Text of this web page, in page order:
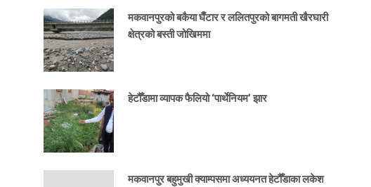
मकवानपुरको बकैया घैँटार र ललितपुरको बागमती खैरघारी
क्षेत्रको बस्ती जोखिममा
हेटौँडामा व्यापक फैलियो ‘पार्थेनियम’ झार
मकवानपुर बहुमुखी क्याम्पसमा अध्ययनत हेटौँडाका लकेश